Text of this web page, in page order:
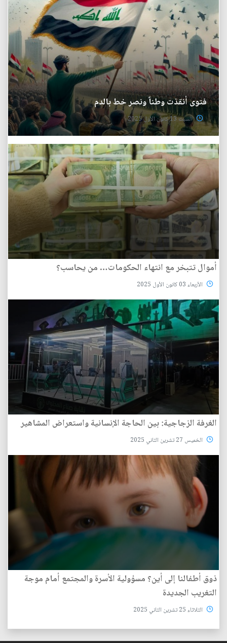
فتوى أنقذت وطناً ونصر خط بالدم
السبت 13 كانون الأول 2025
أموال تتبخر مع انتهاء الحكومات… من يحاسب؟
الأربعاء 03 كانون الأول 2025
الغرفة الزجاجية: بين الحاجة الإنسانية واستعراض المشاهير
الخميس 27 تشرين الثاني 2025
ذوق أطفالنا إلى أين؟ مسؤولية الأسرة والمجتمع أمام موجة
التغريب الجديدة
الثلاثاء 25 تشرين الثاني 2025